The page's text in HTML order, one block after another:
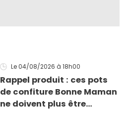
Le 04/08/2026 à 18h00
Rappel produit : ces pots
de confiture Bonne Maman
ne doivent plus être